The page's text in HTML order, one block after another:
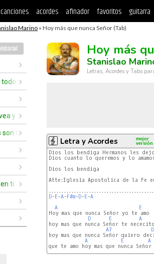
canciones acordes afinador favoritos guitarra
Marino » Hoy más que nunca Señor (Tab)
los reyes
y viva
tus obras
ti
Hoy más
Stanislao
Letras, Acordes y Tabs
Letra y Acordes
mejor
versión
Dios los bendiga Hermanos les
Dios cuanto lo queremos y lo
Dios los bendiga
Atte:Iglesia Apostolica de la Fe
D-E-A-F#m-D-E-A
A
E
Hoy mas que nunca Señor yo te amo
D
E
A
hoy mas que nunca Señor te nececito
A7
D
hoy mas que nunca Señor quiero
A
E
A
que te amo hoy mas que nunca Señor